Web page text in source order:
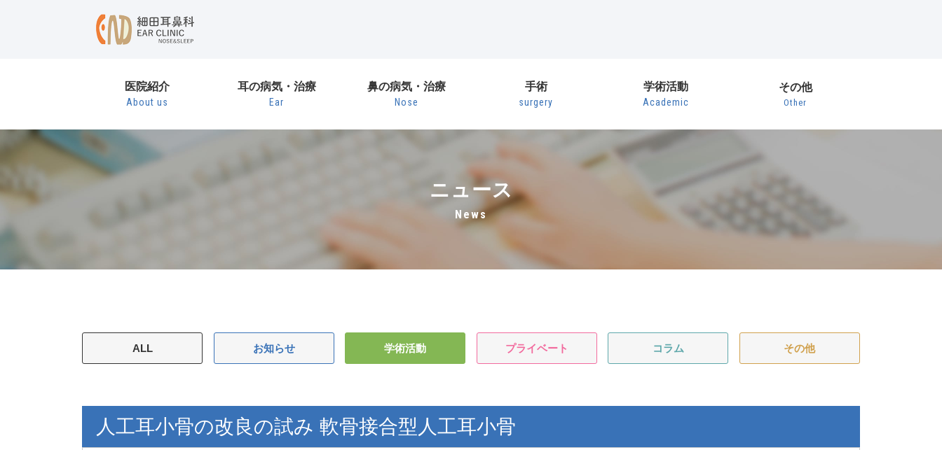
医院紹介
About us
耳の病気・治療
Ear
鼻の病気・治療
Nose
手術
surgery
学術活動
Academic
その他
Other
ニュース
news
ALL お知らせ 学術活動 プライベート コラム その他
人工耳小骨の改良の試み 軟骨接合型人工耳小骨